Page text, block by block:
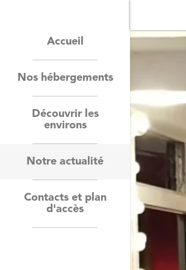
Accueil
Nos hébergements
Découvrir les
environs
Notre actualité
Contacts et plan
d'accès